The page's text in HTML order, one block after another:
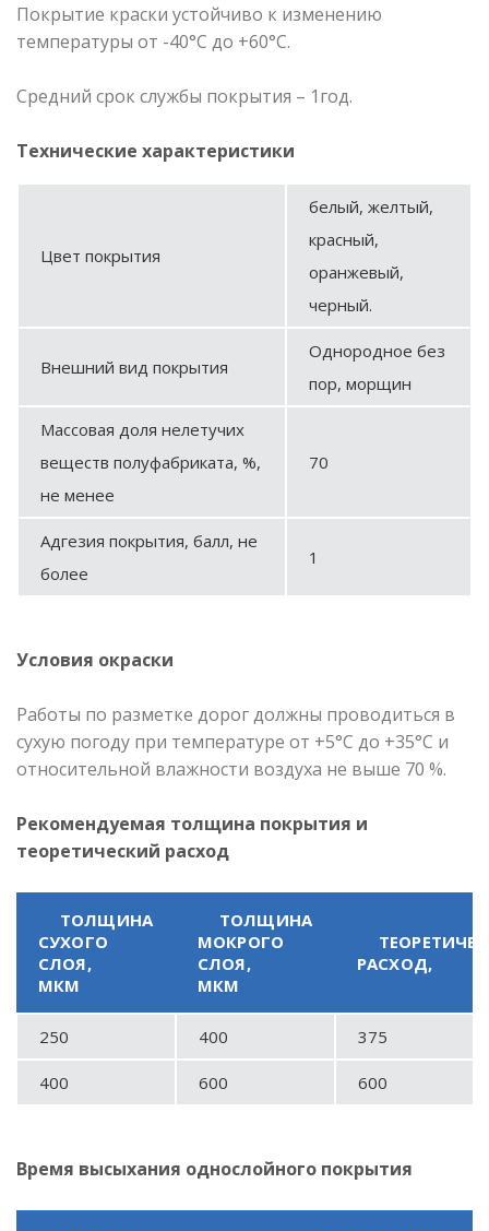
Покрытие краски устойчиво к изменению
температуры от -40°С до +60°С.
Средний срок службы покрытия – 1год.
Технические характеристики
Цвет покрытия
белый, желтый,
красный,
оранжевый,
черный.
Внешний вид покрытия
Однородное без
пор, морщин
Массовая доля нелетучих
веществ полуфабриката, %,
не менее
70
Адгезия покрытия, балл, не
более
1
Условия окраски
Работы по разметке дорог должны проводиться в
сухую погоду при температуре от +5°С до +35°С и
относительной влажности воздуха не выше 70 %.
Рекомендуемая толщина покрытия и
теоретический расход
ТОЛЩИНА
СУХОГО
СЛОЯ,
МКМ
ТОЛЩИНА
МОКРОГО
СЛОЯ,
МКМ
РАСХОД,
250 400 375
400 600 600
Время высыхания однослойного покрытия